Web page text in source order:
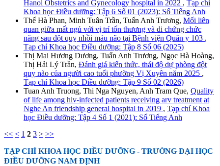
Hanoi Obstetrics and Gynecology hospital in 2022 , Tạp chí
Khoa học Điều dưỡng: Tập 6 Số 01 (2023): Số Tiếng Anh
Thế Hà Phan, Minh Tuân Trần, Tuấn Anh Trương, Mối liên
quan giữa mất ngủ với vị trí tổn thương và di chứng chức
năng sau đột quỵ nhồi máu não tại Bệnh viện Quân y 103 ,
Tạp chí Khoa học Điều dưỡng: Tập 8 Số 06 (2025)
Thị Mai Hương Dương, Tuấn Anh Trương, Ngọc Hà Hoàng,
Thị Hải Lý Trần, Đánh giá kiến thức, thái độ dự phòng đột
quỵ não của người cao tuổi phường Vị Xuyên năm 2025 ,
Tạp chí Khoa học Điều dưỡng: Tập 9 Số 02 (2026)
Tuan Anh Truong, Thi Nga Nguyen, Anh Tram Que, Quality
of life among hiv-infected patients receiving arv treatment at
Nghe An friendship general hospital in 2019 , Tạp chí Khoa
học Điều dưỡng: Tập 4 Số 1 (2021): Số Tiếng Anh
<< < 1 2 3 > >>
TẠP CHÍ KHOA HỌC ĐIỀU DƯỠNG - TRƯỜNG ĐẠI HỌC
ĐIỀU DƯỠNG NAM ĐỊNH